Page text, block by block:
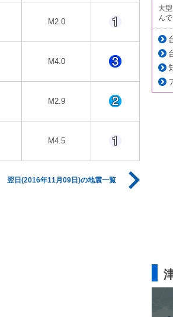
M2.0
M4.0
M2.9
M4.5
翌日(2016年11月09日)の地震一覧
大
ん